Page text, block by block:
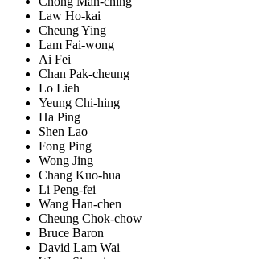
Law Ho-kai
Cheung Ying
Lam Fai-wong
Ai Fei
Chan Pak-cheung
Lo Lieh
Yeung Chi-hing
Ha Ping
Shen Lao
Fong Ping
Wong Jing
Chang Kuo-hua
Li Peng-fei
Wang Han-chen
Cheung Chok-chow
Bruce Baron
David Lam Wai